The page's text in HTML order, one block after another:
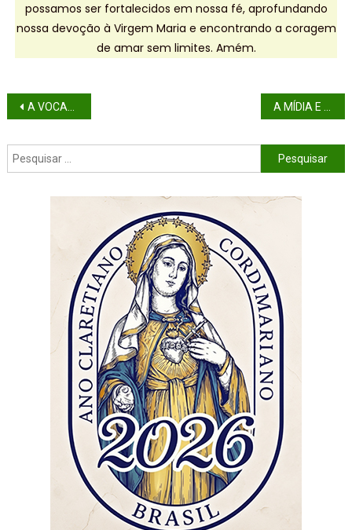
possamos ser fortalecidos em nossa fé, aprofundando
nossa devoção à Virgem Maria e encontrando a coragem
de amar sem limites. Amém.
A VOCAÇÃO PATERNA: MAIS DO QUE UM PAPEL